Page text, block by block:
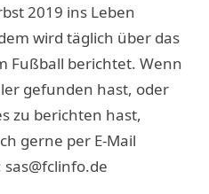
2019 ins Leben
wird täglich über das
Fußball berichtet. Wenn
gefunden hast, oder
zu berichten hast,
gerne per E-Mail